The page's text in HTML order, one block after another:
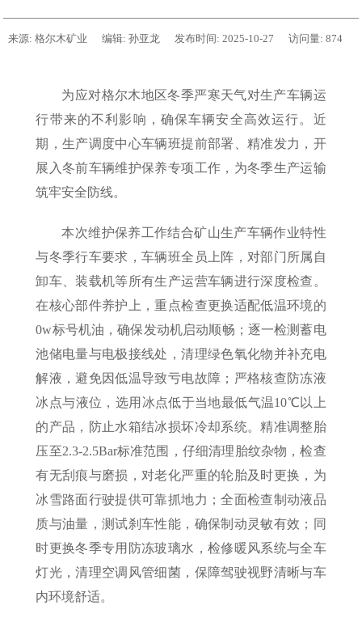
来源: 格尔木矿业 编辑: 孙亚龙 发布时间: 2025-10-27 访问量: 874
为应对格尔木地区冬季严寒天气对生产车辆运
行带来的不利影响，确保车辆安全高效运行。近
期，生产调度中心车辆班提前部署、精准发力，开
展入冬前车辆维护保养专项工作，为冬季生产运输
筑牢安全防线。
本次维护保养工作结合矿山生产车辆作业特性
与冬季行车要求，车辆班全员上阵，对部门所属自
卸车、装载机等所有生产运营车辆进行深度检查。
在核心部件养护上，重点检查更换适配低温环境的
0w标号机油，确保发动机启动顺畅；逐一检测蓄电
池储电量与电极接线处，清理绿色氧化物并补充电
解液，避免因低温导致亏电故障；严格核查防冻液
冰点与液位，选用冰点低于当地最低气温10℃以上
的产品，防止水箱结冰损坏冷却系统。精准调整胎
压至2.3-2.5Bar标准范围，仔细清理胎纹杂物，检查
有无刮痕与磨损，对老化严重的轮胎及时更换，为
冰雪路面行驶提供可靠抓地力；全面检查制动液品
质与油量，测试刹车性能，确保制动灵敏有效；同
时更换冬季专用防冻玻璃水，检修暖风系统与全车
灯光，清理空调风管细菌，保障驾驶视野清晰与车
内环境舒适。